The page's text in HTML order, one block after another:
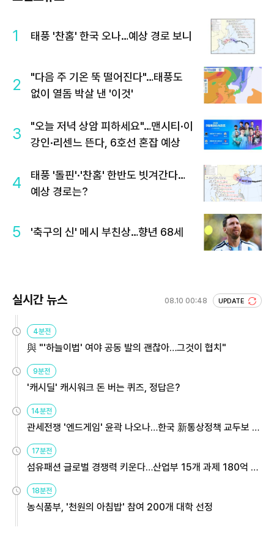
1 태풍 '찬홈' 한국 오나…예상 경로 보니
2
"다음 주 기온 뚝 떨어진다"…태풍도
없이 열돔 박살 낸 '이것'
3
"오늘 저녁 상암 피하세요"…맨시티·이
강인·리센느 뜬다, 6호선 혼잡 예상
4
태풍 '돌핀'·'찬홈' 한반도 빗겨간다…
예상 경로는?
5 '축구의 신' 메시 부친상…향년 68세
실시간 뉴스 08.10 00:48 UPDATE
4분전
與 "'하늘이법' 여야 공동 발의 괜찮아…그것이 협치"
9분전
'캐시딜' 캐시워크 돈 버는 퀴즈, 정답은?
14분전
관세전쟁 '엔드게임' 윤곽 나오나…한국 新통상정책 교두보 활
17분전
섬유패션 글로벌 경쟁력 키운다…산업부 15개 과제 180억 지
18분전
농식품부, '천원의 아침밥' 참여 200개 대학 선정